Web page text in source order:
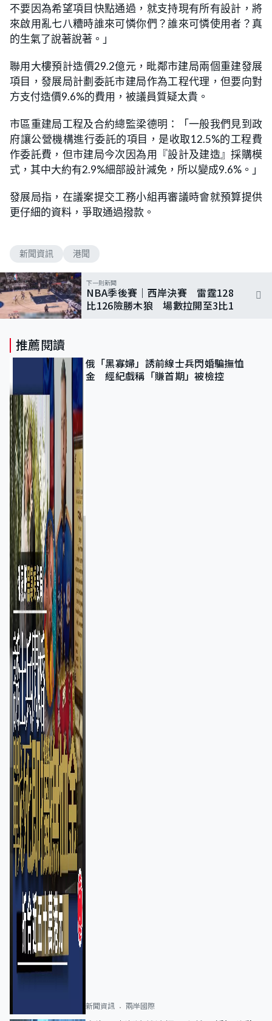
不要因為希望項目快點通過，就支持現有所有設計，將
來啟用亂七八糟時誰來可憐你們？誰來可憐使用者？真
的生氣了說著說著。」
聯用大樓預計造價29.2億元，毗鄰市建局兩個重建發展
項目，發展局計劃委託市建局作為工程代理，但要向對
方支付造價9.6%的費用，被議員質疑太貴。
市區重建局工程及合約總監梁德明：「一般我們見到政
府讓公營機構進行委託的項目，是收取12.5%的工程費
作委託費，但市建局今次因為用『設計及建造』採購模
式，其中大約有2.9%細部設計減免，所以變成9.6%。」
發展局指，在議案提交工務小組再審議時會就預算提供
更仔細的資料，爭取通過撥款。
新聞資訊 港聞
下一則新聞
NBA季後賽｜西岸決賽 雷霆128
比126險勝木狼 場數拉開至3比1
推薦閱讀
俄「黑寡婦」誘前線士兵閃婚騙撫恤
金 經紀戲稱「賺首期」被檢控
新聞資訊 兩岸國際